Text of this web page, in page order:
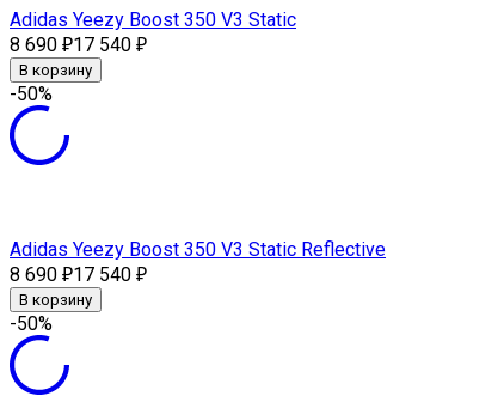
Adidas Yeezy Boost 350 V3 Static
8 690 ₽17 540 ₽
В корзину
-50%
Adidas Yeezy Boost 350 V3 Static Reflective
8 690 ₽17 540 ₽
В корзину
-50%